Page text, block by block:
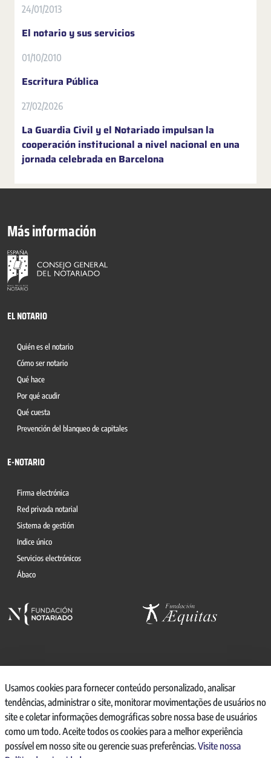
24/01/2013
El notario y sus servicios
01/10/2010
Escritura Pública
27/02/2026
La Guardia Civil y el Notariado impulsan la
cooperación institucional a nivel nacional en una
jornada celebrada en Barcelona
Más información
EL NOTARIO
Quién es el notario
Cómo ser notario
Qué hace
Por qué acudir
Qué cuesta
Prevención del blanqueo de capitales
E-NOTARIO
Firma electrónica
Red privada notarial
Sistema de gestión
Indice único
Servicios electrónicos
Ábaco
© 2026, CONSEJO GENERAL DEL NOTARIO
CANAL INTERNO DE INFORMACIÓN
REGISTRO DE ACTIVIDADES DE TRATAMIENTO
AVISO LEGAL
POLÍTICA DE PRIVACIDAD
Usamos cookies para fornecer conteúdo personalizado, analisar
tendências, administrar o site, monitorar movimentações de usuários no
site e coletar informações demográficas sobre nossa base de usuários
como um todo. Aceite todos os cookies para a melhor experiência
possível em nosso site ou gerencie suas preferências.Visite nossa